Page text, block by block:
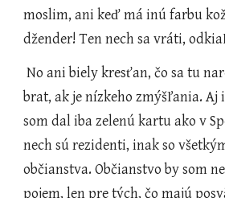
moslim, ani keď má inú farbu
džender! Ten nech sa vráti,
No ani biely kresťan, čo sa tu narodil nie je môj
brat, ak je nízkeho zmýšľania. Aj
som dal iba zelenú kartu ako v
nech sú rezidenti, inak so
občianstva. Občianstvo by som
pojem, len pre tých, čo majú